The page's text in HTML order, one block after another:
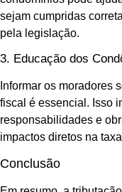
sejam cumpridas
pela legislação.
3. Educação dos
Informar os moradores
fiscal é essencial. Isso
responsabilidades e
impactos diretos na
Conclusão